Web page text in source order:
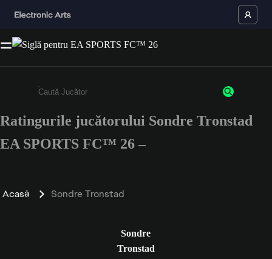
Enter a minimum of 3 characters or numbers
Ratingurile jucătorului Sondre Tronstad
EA SPORTS FC™ 26 –
Acasă Sondre Tronstad
Sondre
Tronstad